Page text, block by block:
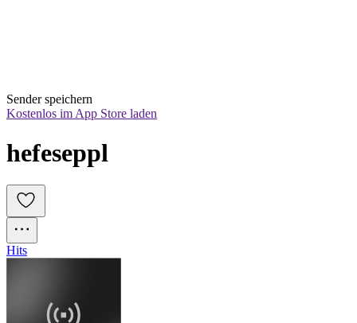
Sender speichern
Kostenlos im App Store laden
hefeseppl
Hits